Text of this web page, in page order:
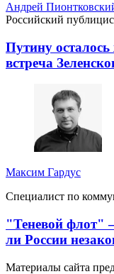
Андрей
Российский
Путину
встреча
Максим Гардус
Специалист по
"Теневой флот"
ли России
Материалы сайта